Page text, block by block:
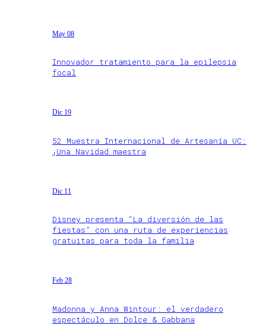
May 08
Innovador tratamiento para la epilepsia
focal
Dic 19
52 Muestra Internacional de Artesanía UC:
¡Una Navidad maestra
Dic 11
Disney presenta “La diversión de las
fiestas” con una ruta de experiencias
gratuitas para toda la familia
Feb 28
Madonna y Anna Wintour: el verdadero
espectáculo en Dolce & Gabbana